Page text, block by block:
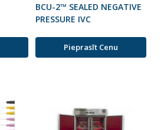
BCU-2™ SEALED NEGATIVE
PRESSURE IVC
Pieprasīt Cenu